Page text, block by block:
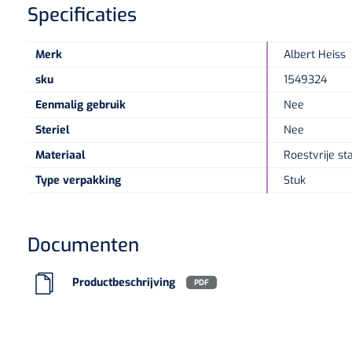
Specificaties
Merk
Albert Heiss
sku
1549324
Eenmalig gebruik
Nee
Steriel
Nee
Materiaal
Roestvrije
Type verpakking
Stuk
Documenten
Productbeschrijving PDF